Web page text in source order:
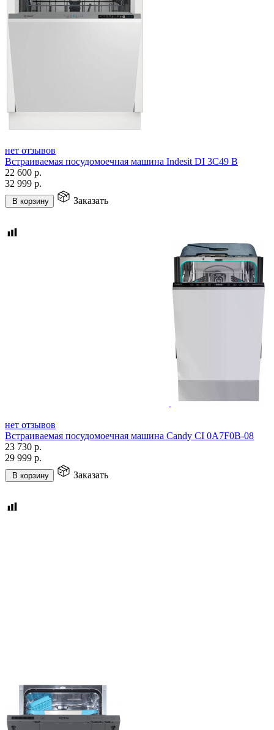
нет отзывов
Встраиваемая посудомоечная машина Indesit DI 3C49 B
22 600 р.
32 999 р.
В корзину Заказать
нет отзывов
Встраиваемая посудомоечная машина Candy CI 0A7F0B-08
23 730 р.
29 999 р.
В корзину Заказать